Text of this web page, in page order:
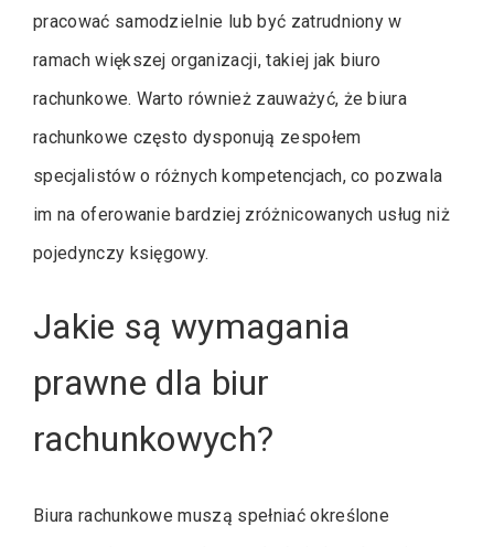
pracować samodzielnie lub być zatrudniony w
ramach większej organizacji, takiej jak biuro
rachunkowe. Warto również zauważyć, że biura
rachunkowe często dysponują zespołem
specjalistów o różnych kompetencjach, co pozwala
im na oferowanie bardziej zróżnicowanych usług niż
pojedynczy księgowy.
Jakie są wymagania
prawne dla biur
rachunkowych?
Biura rachunkowe muszą spełniać określone